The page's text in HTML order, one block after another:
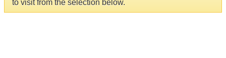
to visit from the selection below.